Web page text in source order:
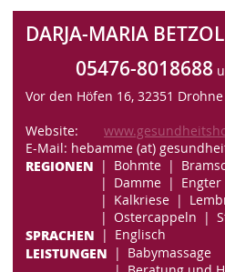
DARJA-MARIA
05476-8018688
Vor den Höfen 16, 32351 Drohne
Website:
E-Mail: hebamme (at)
REGIONEN Bohmte
Damme
Engter
Kalkriese
Ostercappeln
SPRACHEN Englisch
LEISTUNGEN
Babymassage